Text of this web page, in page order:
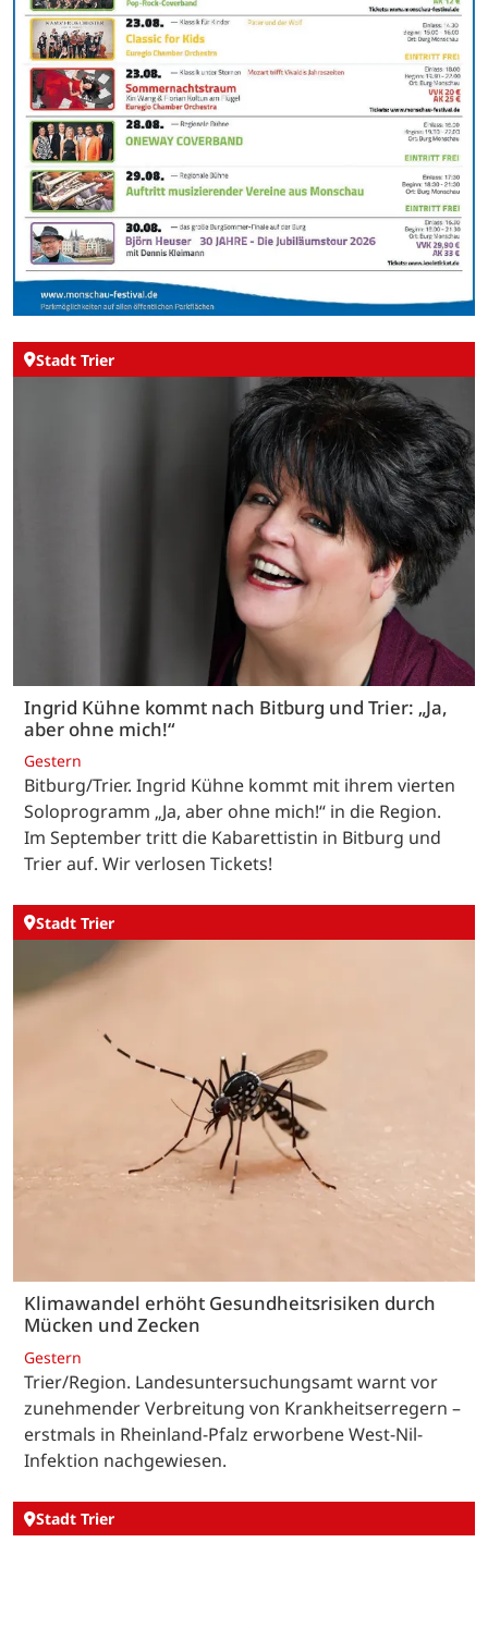
Stadt Trier
Ingrid Kühne kommt nach Bitburg und Trier: „Ja,
aber ohne mich!“
Gestern
Bitburg/Trier. Ingrid Kühne kommt mit ihrem vierten
Soloprogramm „Ja, aber ohne mich!“ in die Region.
Im September tritt die Kabarettistin in Bitburg und
Trier auf. Wir verlosen Tickets!
Stadt Trier
Klimawandel erhöht Gesundheitsrisiken durch
Mücken und Zecken
Gestern
Trier/Region. Landesuntersuchungsamt warnt vor
zunehmender Verbreitung von Krankheitserregern –
erstmals in Rheinland-Pfalz erworbene West-Nil-
Infektion nachgewiesen.
Stadt Trier